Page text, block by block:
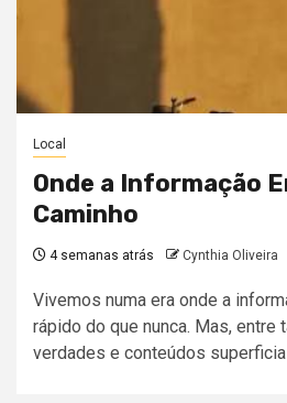
Local
Onde a Informação
Caminho
4 semanas atrás Cynthia Oliveira
Vivemos numa era onde a
rápido do que nunca. Mas, entre
verdades e conteúdos